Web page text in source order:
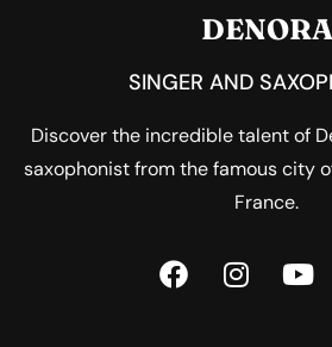
DENORA
SINGER AND
Discover the incredible talent of
saxophonist from the famous city
France.